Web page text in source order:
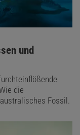
und
die
Fossil.